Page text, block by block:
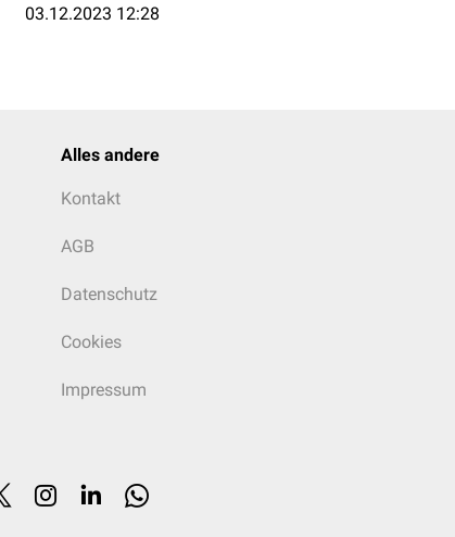
03.12.2023 12:28
Alles andere
Kontakt
AGB
Datenschutz
Cookies
Impressum